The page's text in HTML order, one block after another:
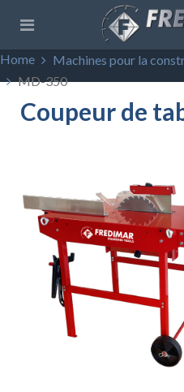
Home Machines pour la
MD-350
Coupeur de